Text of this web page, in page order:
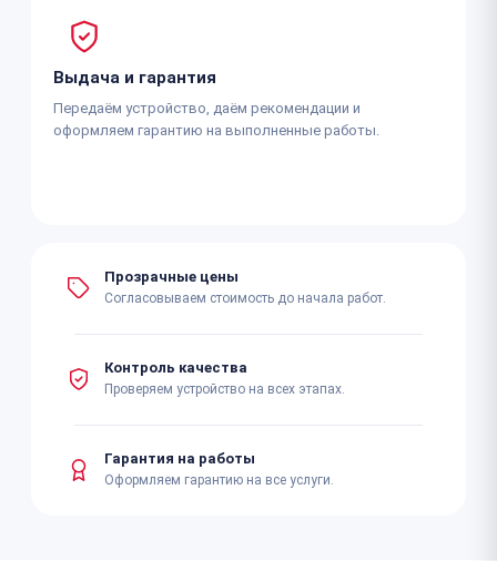
Выдача и гарантия
Передаём устройство, даём рекомендации и
оформляем гарантию на выполненные работы.
Прозрачные цены
Согласовываем стоимость до начала работ.
Контроль качества
Проверяем устройство на всех этапах.
Гарантия на работы
Оформляем гарантию на все услуги.